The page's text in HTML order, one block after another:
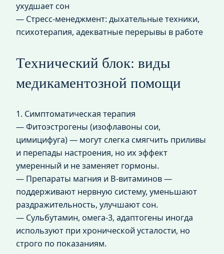
ухудшает сон
— Стресс-менеджмент: дыхательные техники,
психотерапия, адекватные перерывы в работе
Технический блок: виды
медикаментозной помощи
1. Симптоматическая терапия
— Фитоэстрогены (изофлавоны сои,
цимицифуга) — могут слегка смягчить приливы
и перепады настроения, но их эффект
умеренный и не заменяет гормоны.
— Препараты магния и В‑витаминов —
поддерживают нервную систему, уменьшают
раздражительность, улучшают сон.
— Сульбутамин, омега‑3, адаптогены иногда
используют при хронической усталости, но
строго по показаниям.